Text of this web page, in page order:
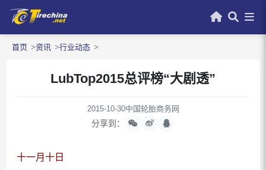
首页 资讯 行业动态
LubTop2015总评榜“大剧透”
2015-10-30中国轮胎商务网
分享到：
十一月十日